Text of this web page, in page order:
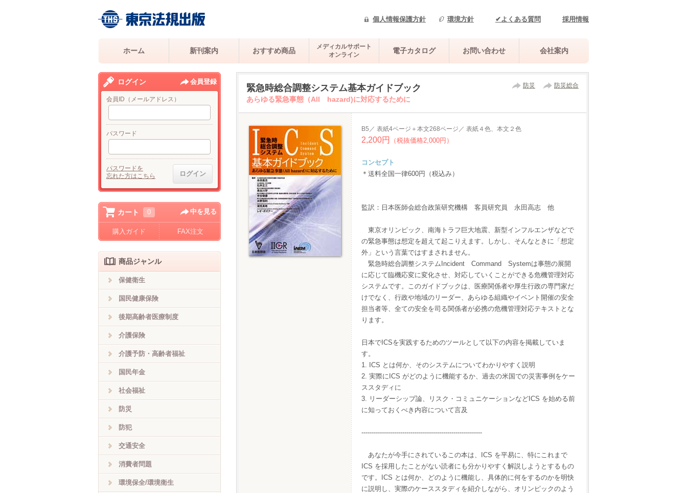
個人情報保護方針 環境方針 ✔よくある質問 採用情報
ホーム 新刊案内 おすすめ商品
メディカルサポート
オンライン
電子カタログ お問い合わせ 会社案内
防災 防災総合
緊急時総合調整システム基本ガイドブック
あらゆる緊急事態（All hazard)に対応するために
B5／ 表紙4ページ＋本文268ページ／ 表紙４色、本文２色
2,200円 （税抜価格2,000円）
コンセプト
＊送料全国一律600円（税込み）
監訳：日本医師会総合政策研究機構 客員研究員 永田高志 他
東京オリンピック、南海トラフ巨大地震、新型インフルエンザなどで
の緊急事態は想定を超えて起こりえます。しかし、そんなときに「想定
外」という言葉ではすまされません。
緊急時総合調整システムIncident Command Systemは事態の展開
に応じて臨機応変に変化させ、対応していくことができる危機管理対応
システムです。このガイドブックは、医療関係者や厚生行政の専門家だ
けでなく、行政や地域のリーダー、あらゆる組織やイベント開催の安全
担当者等、全ての安全を司る関係者が必携の危機管理対応テキストとな
ります。
日本でICSを実践するためのツールとして以下の内容を掲載していま
す。
1. ICS とは何か、そのシステムについてわかりやすく説明
2. 実際にICS がどのように機能するか、過去の米国での災害事例をケー
ススタディに
3. リーダーシップ論、リスク・コミュニケーションなどICS を始める前
に知っておくべき内容について言及
-----------------------------------------------------------
あなたが今手にされているこの本は、ICS を平易に、特にこれまで
ICS を採用したことがない読者にも分かりやすく解説しようとするもの
です。ICS とは何か、どのように機能し、具体的に何をするのかを明快
に説明し、実際のケーススタディを紹介しながら、オリンピックのよう
ログイン 会員登録
会員ID（メールアドレス）
パスワード
パスワードを
忘れた方はこちら
カート 0 中を見る
購入ガイド FAX注文
商品ジャンル
保健衛生
国民健康保険
後期高齢者医療制度
介護保険
介護予防・高齢者福祉
国民年金
社会福祉
防災
防犯
交通安全
消費者問題
環境保全/環境衛生